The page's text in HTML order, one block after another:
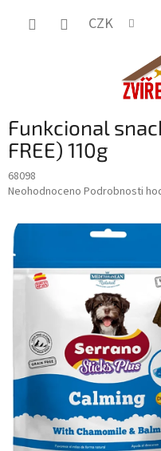
CZK
Funkcional
FREE) 110g
68098
Průměrné
produktu
je
0,0
Neohodnoceno Podrobnosti